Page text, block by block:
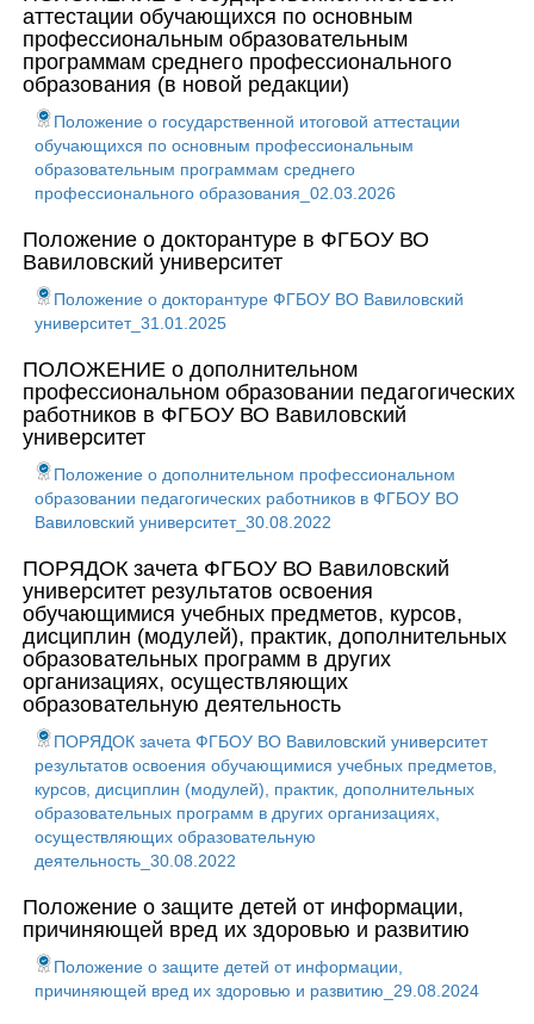
аттестации обучающихся по основным
профессиональным образовательным
программам среднего профессионального
образования (в новой редакции)
Положение о государственной итоговой аттестации
обучающихся по основным профессиональным
образовательным программам среднего
профессионального образования_02.03.2026
Положение о докторантуре в ФГБОУ ВО
Вавиловский университет
Положение о докторантуре ФГБОУ ВО Вавиловский
университет_31.01.2025
ПОЛОЖЕНИЕ о дополнительном
профессиональном образовании педагогических
работников в ФГБОУ ВО Вавиловский
университет
Положение о дополнительном профессиональном
образовании педагогических работников в ФГБОУ ВО
Вавиловский университет_30.08.2022
ПОРЯДОК зачета ФГБОУ ВО Вавиловский
университет результатов освоения
обучающимися учебных предметов, курсов,
дисциплин (модулей), практик, дополнительных
образовательных программ в других
организациях, осуществляющих
образовательную деятельность
ПОРЯДОК зачета ФГБОУ ВО Вавиловский университет
результатов освоения обучающимися учебных предметов,
курсов, дисциплин (модулей), практик, дополнительных
образовательных программ в других организациях,
осуществляющих образовательную
деятельность_30.08.2022
Положение о защите детей от информации,
причиняющей вред их здоровью и развитию
Положение о защите детей от информации,
причиняющей вред их здоровью и развитию_29.08.2024